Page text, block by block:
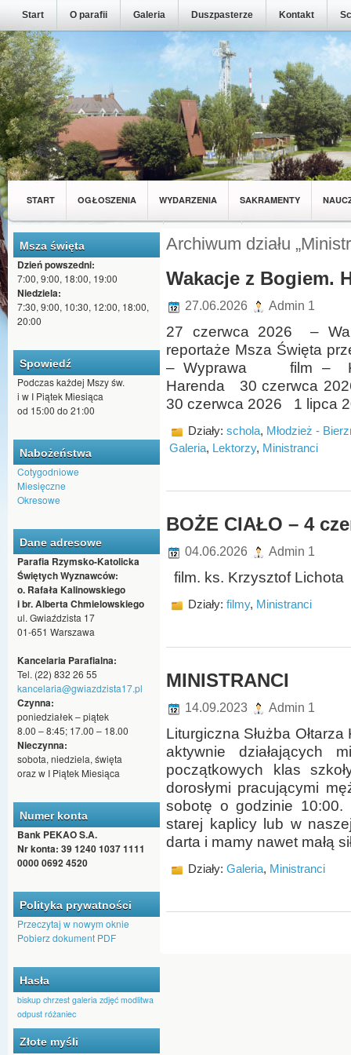
Start O parafii Galeria Duszpasterze Kontakt
START OGŁOSZENIA WYDARZENIA SAKRAMENTY
MŁODZIEŻ Z NASZEJ PARAFII WSPÓLNOTY
Msza święta
Dzień powszedni:
7:00, 9:00, 18:00, 19:00
Niedziela:
7:30, 9:00, 10:30, 12:00, 18:00,
20:00
Spowiedź
Podczas każdej Mszy św.
i w I Piątek Miesiąca
od 15:00 do 21:00
Nabożeństwa
Cotygodniowe
Miesięczne
Okresowe
Dane adresowe
Parafia Rzymsko-Katolicka
Świętych Wyznawców:
o. Rafała Kalinowskiego
i br. Alberta Chmielowskiego
ul. Gwiaździsta 17
01-651 Warszawa
Kancelaria Parafialna:
Tel. (22) 832 26 55
kancelaria@gwiazdzista17.pl
Czynna:
poniedziałek – piątek
8.00 – 8:45; 17.00 – 18.00
Nieczynna:
sobota, niedziela, święta
oraz w I Piątek Miesiąca
Numer konta
Bank PEKAO S.A.
Nr konta: 39 1240 1037 1111
0000 0692 4520
Polityka prywatności
Przeczytaj w nowym oknie
Pobierz dokument PDF
Hasła
biskup chrzest galeria zdjęć modlitwa
odpust różaniec
Złote myśli
Archiwum działu
Wakacje z Bogiem.
27.06.2026 Admin 1
27 czerwca 2026 –
reportaże Msza Święta
– Wyprawa film – Ks.
Harenda 30 czerwca
30 czerwca 2026 1 lipca
Działy: schola, Młodzież -
Galeria, Lektorzy, Ministranci
BOŻE CIAŁO – 4
04.06.2026 Admin 1
film. ks. Krzysztof Lichota
Działy: filmy, Ministranci
MINISTRANCI
14.09.2023 Admin 1
Liturgiczna Służba
aktywnie działających
początkowych klas
dorosłymi pracującymi
sobotę o godzinie 10:00.
starej kaplicy lub w
darta i mamy nawet małą
Działy: Galeria, Ministranci